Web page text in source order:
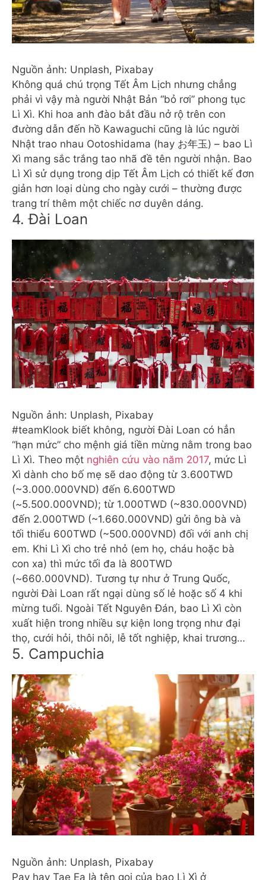
Nguồn ảnh: Unplash, Pixabay
Không quá chú trọng Tết Âm Lịch nhưng chẳng
phải vì vậy mà người Nhật Bản “bỏ rơi” phong tục
Lì Xì. Khi hoa anh đào bắt đầu nở rộ trên con
đường dẫn đến hồ Kawaguchi cũng là lúc người
Nhật trao nhau Ootoshidama (hay お年玉) – bao Lì
Xì mang sắc trắng tao nhã đề tên người nhận. Bao
Lì Xì sử dụng trong dịp Tết Âm Lịch có thiết kế đơn
giản hơn loại dùng cho ngày cưới – thường được
trang trí thêm một chiếc nơ duyên dáng.
4. Đài Loan
Nguồn ảnh: Unplash, Pixabay
#teamKlook biết không, người Đài Loan có hẳn
“hạn mức” cho mệnh giá tiền mừng nằm trong bao
Lì Xì. Theo một nghiên cứu vào năm 2017, mức Lì
Xì dành cho bố mẹ sẽ dao động từ 3.600TWD
(~3.000.000VND) đến 6.600TWD
(~5.500.000VND); từ 1.000TWD (~830.000VND)
đến 2.000TWD (~1.660.000VND) gửi ông bà và
tối thiểu 600TWD (~500.000VND) đối với anh chị
em. Khi Lì Xì cho trẻ nhỏ (em họ, cháu hoặc bà
con xa) thì mức tối đa là 800TWD
(~660.000VND). Tương tự như ở Trung Quốc,
người Đài Loan rất ngại dùng số lẻ hoặc số 4 khi
mừng tuổi. Ngoài Tết Nguyên Đán, bao Lì Xì còn
xuất hiện trong nhiều sự kiện long trọng như đại
thọ, cưới hỏi, thôi nôi, lễ tốt nghiệp, khai trương…
5. Campuchia
Nguồn ảnh: Unplash, Pixabay
Pav hay Tae Ea là tên gọi của bao Lì Xì ở